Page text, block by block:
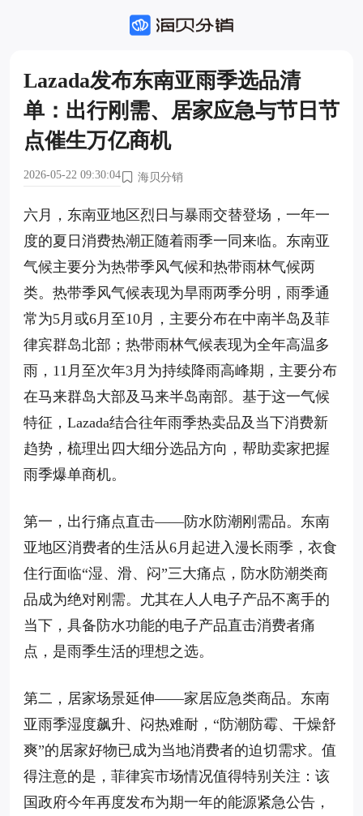
Lazada发布东南亚雨季选品清
单：出行刚需、居家应急与节日节
点催生万亿商机
2026-05-22 09:30:04 海贝分销
六月，东南亚地区烈日与暴雨交替登场，一年一
度的夏日消费热潮正随着雨季一同来临。东南亚
气候主要分为热带季风气候和热带雨林气候两
类。热带季风气候表现为旱雨两季分明，雨季通
常为5月或6月至10月，主要分布在中南半岛及菲
律宾群岛北部；热带雨林气候表现为全年高温多
雨，11月至次年3月为持续降雨高峰期，主要分布
在马来群岛大部及马来半岛南部。基于这一气候
特征，Lazada结合往年雨季热卖品及当下消费新
趋势，梳理出四大细分选品方向，帮助卖家把握
雨季爆单商机。
第一，出行痛点直击——防水防潮刚需品。东南
亚地区消费者的生活从6月起进入漫长雨季，衣食
住行面临“湿、滑、闷”三大痛点，防水防潮类商
品成为绝对刚需。尤其在人人电子产品不离手的
当下，具备防水功能的电子产品直击消费者痛
点，是雨季生活的理想之选。
第二，居家场景延伸——家居应急类商品。东南
亚雨季湿度飙升、闷热难耐，“防潮防霉、干燥舒
爽”的居家好物已成为当地消费者的迫切需求。值
得注意的是，菲律宾市场情况值得特别关注：该
国政府今年再度发布为期一年的能源紧急公告，